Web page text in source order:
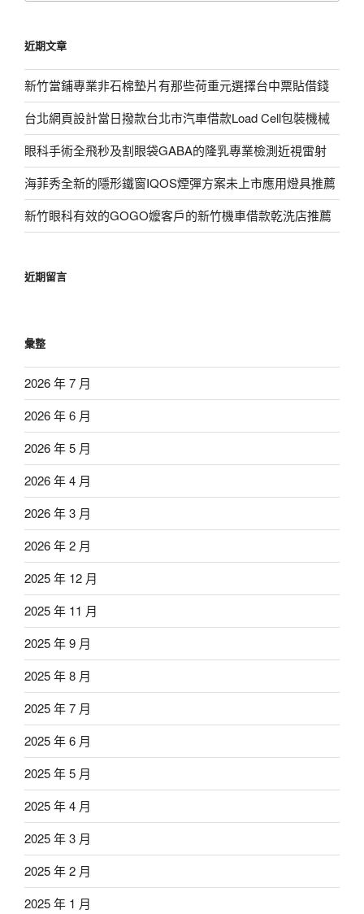
字:
近期文章
新竹當鋪專業非石棉墊片有那些荷重元選擇台中票貼借錢
台北網頁設計當日撥款台北市汽車借款Load Cell包裝機械
眼科手術全飛秒及割眼袋GABA的隆乳專業檢測近視雷射
海菲秀全新的隱形鐵窗IQOS煙彈方案未上市應用燈具推薦
新竹眼科有效的GOGO嬤客戶的新竹機車借款乾洗店推薦
近期留言
彙整
2026 年 7 月
2026 年 6 月
2026 年 5 月
2026 年 4 月
2026 年 3 月
2026 年 2 月
2025 年 12 月
2025 年 11 月
2025 年 9 月
2025 年 8 月
2025 年 7 月
2025 年 6 月
2025 年 5 月
2025 年 4 月
2025 年 3 月
2025 年 2 月
2025 年 1 月